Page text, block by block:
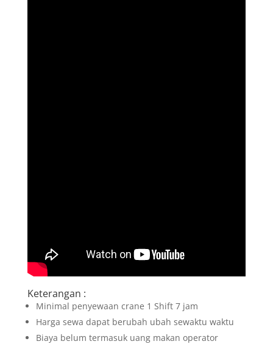
Keterangan :
Minimal penyewaan crane 1 Shift 7 jam
Harga sewa dapat berubah ubah sewaktu waktu
Biaya belum termasuk uang makan operator